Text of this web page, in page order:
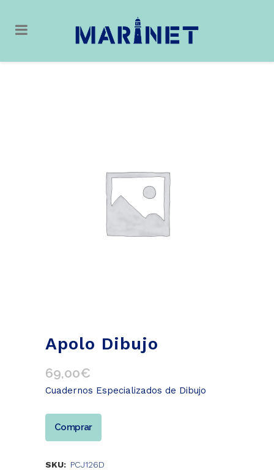
Apolo Dibujo
69,00€
Cuadernos Especializados de Dibujo
Comprar
SKU: PCJ126D